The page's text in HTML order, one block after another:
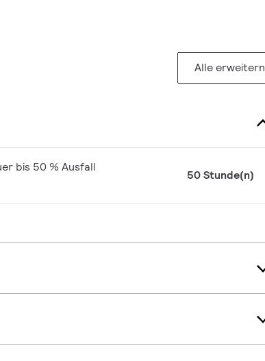
Alle erweitern
bis 50 % Ausfall
50 Stunde(n)